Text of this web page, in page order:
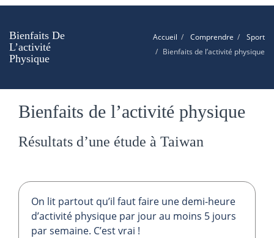
Bienfaits De
L’activité
Physique
Accueil Comprendre
Sport
Bienfaits de l’activité physique
Bienfaits de l’activité physique
Résultats d’une étude à Taiwan
On lit partout qu’il faut faire une demi-heure
d’activité physique par jour au moins 5 jours
par semaine. C’est vrai !